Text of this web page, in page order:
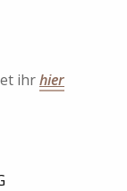
ihrhier